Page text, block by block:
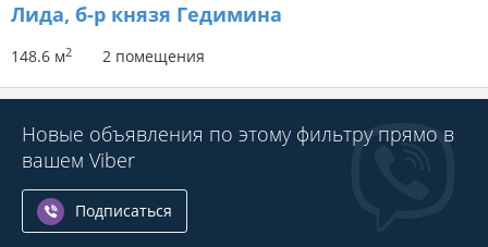
Лида, б-р князя Гедимина
148.6 м2 2 помещения
Новые объявления по этому фильтру прямо в
вашем Viber
Подписаться